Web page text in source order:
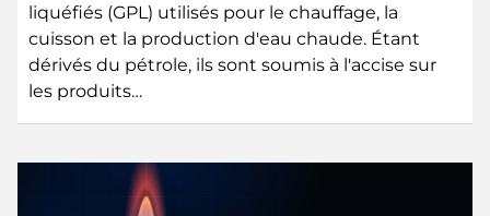
liquéfiés (GPL) utilisés pour le chauffage, la
cuisson et la production d'eau chaude. Étant
dérivés du pétrole, ils sont soumis à l'accise sur
les produits…